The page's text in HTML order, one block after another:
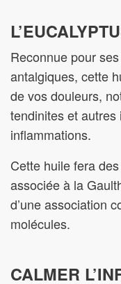
Reconnue pour
antalgiques, cette
de vos douleurs,
tendinites et
inflammations.
Cette huile fera
associée à la
d’une association
molécules.
CALMER